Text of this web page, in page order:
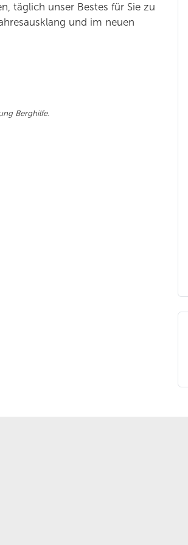
täglich unser Bestes für Sie zu
und im neuen
Berghilfe.